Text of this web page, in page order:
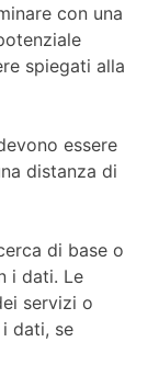
con una
spiegati alla
essere
distanza di
di base o
i dati. Le
servizi o
dati, se